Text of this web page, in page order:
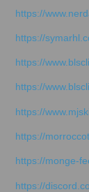
https://
https://
https://
https://
https://
https://
https://monge-
https://